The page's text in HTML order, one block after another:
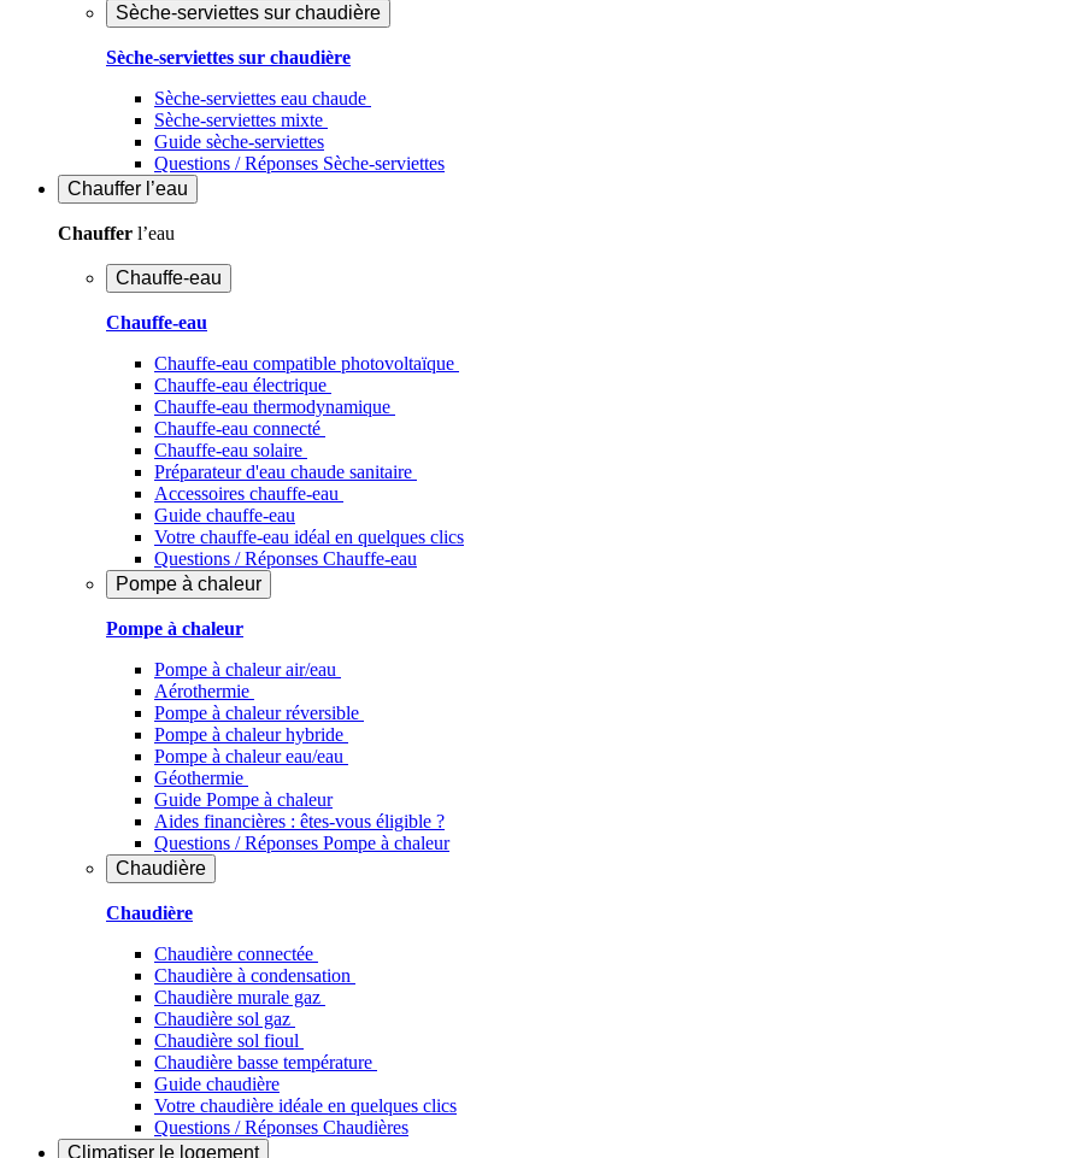
Sèche-serviettes sur chaudière
Sèche-serviettes sur chaudière
Sèche-serviettes eau chaude
Sèche-serviettes mixte
Guide sèche-serviettes
Questions / Réponses Sèche-serviettes
Chauffer l’eau
Chauffer l’eau
Chauffe-eau
Chauffe-eau
Chauffe-eau compatible photovoltaïque
Chauffe-eau électrique
Chauffe-eau thermodynamique
Chauffe-eau connecté
Chauffe-eau solaire
Préparateur d'eau chaude sanitaire
Accessoires chauffe-eau
Guide chauffe-eau
Votre chauffe-eau idéal en quelques clics
Questions / Réponses Chauffe-eau
Pompe à chaleur
Pompe à chaleur
Pompe à chaleur air/eau
Aérothermie
Pompe à chaleur réversible
Pompe à chaleur hybride
Pompe à chaleur​ eau/eau
Géothermie
Guide Pompe à chaleur
Aides financières : êtes-vous éligible ?
Questions / Réponses Pompe à chaleur
Chaudière
Chaudière
Chaudière connectée
Chaudière à condensation
Chaudière murale gaz
Chaudière sol gaz
Chaudière sol fioul
Chaudière basse température
Guide chaudière
Votre chaudière idéale en quelques clics
Questions / Réponses Chaudières
Climatiser le logement